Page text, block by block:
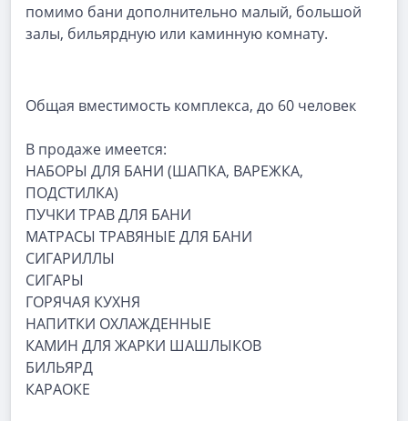
помимо бани дополнительно малый, большой
залы, бильярдную или каминную комнату.
Общая вместимость комплекса, до 60 человек
В продаже имеется:
НАБОРЫ ДЛЯ БАНИ (ШАПКА, ВАРЕЖКА,
ПОДСТИЛКА)
ПУЧКИ ТРАВ ДЛЯ БАНИ
МАТРАСЫ ТРАВЯНЫЕ ДЛЯ БАНИ
СИГАРИЛЛЫ
СИГАРЫ
ГОРЯЧАЯ КУХНЯ
НАПИТКИ ОХЛАЖДЕННЫЕ
КАМИН ДЛЯ ЖАРКИ ШАШЛЫКОВ
БИЛЬЯРД
КАРАОКЕ